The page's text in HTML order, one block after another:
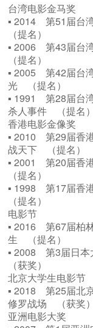
台湾电影金马奖
▪ 2014 第51届台
（提名）
▪ 2006 第43届台
（提名）
▪ 2005 第42届台
光 （提名）
▪ 1991 第28届台
杀人事件 （提名
香港电影金像奖
▪ 2010 第29届香
战天下 （提名）
▪ 2001 第20届香
（提名）
▪ 1998 第17届香
（提名）
电影节
▪ 2016 第67届柏
生 （提名）
▪ 2008 第3届日
（获奖）
北京大学生电影节
▪ 2018 第25届北
修罗战场 （获奖
亚洲电影大奖